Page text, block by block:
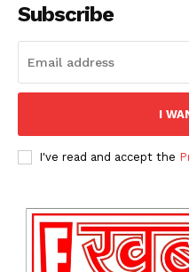
Subscribe
I
I've read and accept the